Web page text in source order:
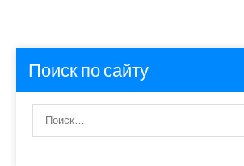
Поиск по сайту